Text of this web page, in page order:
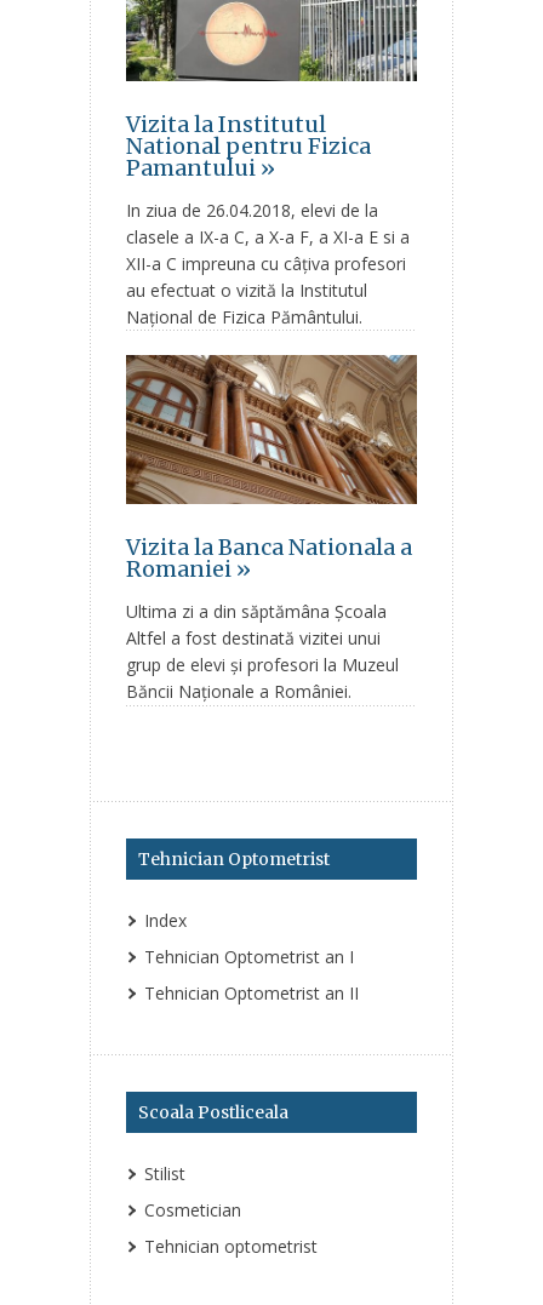
Vizita la Institutul
National pentru Fizica
Pamantului »
In ziua de 26.04.2018, elevi de la
clasele a IX-a C, a X-a F, a XI-a E si a
XII-a C impreuna cu câțiva profesori
au efectuat o vizită la Institutul
Național de Fizica Pământului.
Vizita la Banca Nationala a
Romaniei »
Ultima zi a din săptămâna Școala
Altfel a fost destinată vizitei unui
grup de elevi și profesori la Muzeul
Băncii Naționale a României.
Tehnician Optometrist
Index
Tehnician Optometrist an I
Tehnician Optometrist an II
Scoala Postliceala
Stilist
Cosmetician
Tehnician optometrist